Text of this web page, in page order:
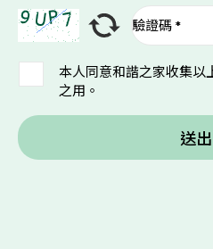
本人同意和諧之家收集以
之用。
送出